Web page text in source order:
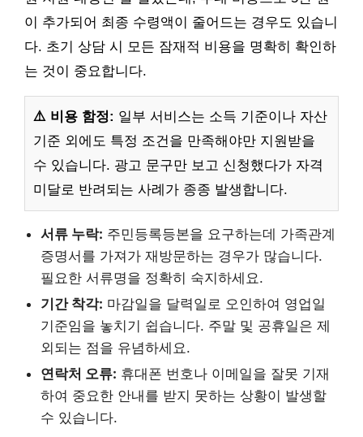
이 추가되어 최종 수령액이 줄어드는 경우도 있습니
다. 초기 상담 시 모든 잠재적 비용을 명확히 확인하
는 것이 중요합니다.
⚠️ 비용 함정: 일부 서비스는 소득 기준이나 자산
기준 외에도 특정 조건을 만족해야만 지원받을
수 있습니다. 광고 문구만 보고 신청했다가 자격
미달로 반려되는 사례가 종종 발생합니다.
서류 누락: 주민등록등본을 요구하는데 가족관계
증명서를 가져가 재방문하는 경우가 많습니다.
필요한 서류명을 정확히 숙지하세요.
기간 착각: 마감일을 달력일로 오인하여 영업일
기준임을 놓치기 쉽습니다. 주말 및 공휴일은 제
외되는 점을 유념하세요.
연락처 오류: 휴대폰 번호나 이메일을 잘못 기재
하여 중요한 안내를 받지 못하는 상황이 발생할
수 있습니다.